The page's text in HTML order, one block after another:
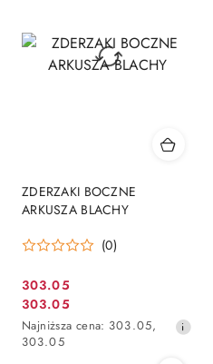
ZDERZAKI BOCZNE
ARKUSZA BLACHY
(0)
Cena
promocyjna:
303.05
Cena
promocyjna:
303.05
Najniższa
cena
Najniższa cena: 303.05,
303.05